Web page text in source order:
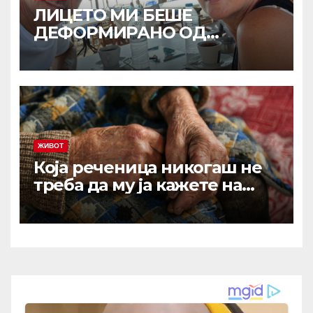
ЛИЦЕТО МИ БЕШЕ
ДЕФОРМИРАНО ОД
ПРИТИСОКОТ, ТРИПАТИ СЕ
ОНЕСВЕСТИВ: Исповедта на
Љубиша кој за малку ќе
испаднел од авион!
ЖИВОТ
Која реченица никогаш не
треба да му ја кажете на
вашиот остарен родител?
Зборови што отвораат рани